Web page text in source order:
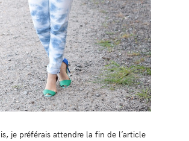
je préférais attendre la fin de l’article